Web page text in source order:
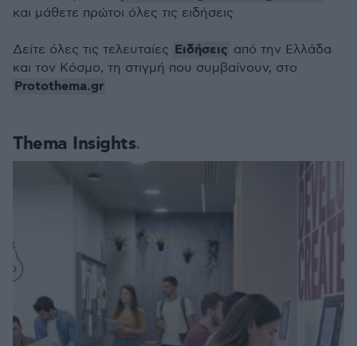
Thema Insights
και μάθετε πρώτοι όλες τις ειδήσεις
Δείτε όλες τις τελευταίες Ειδήσεις από την Ελλάδα
και τον Κόσμο, τη στιγμή που συμβαίνουν, στο
Protothema.gr